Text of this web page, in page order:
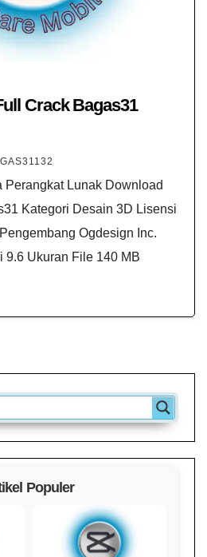
Crack Bagas31
Perangkat Lunak Download
Kategori Desain 3D Lisensi
Ogdesign Inc.
9.6 Ukuran File 140 MB
Populer